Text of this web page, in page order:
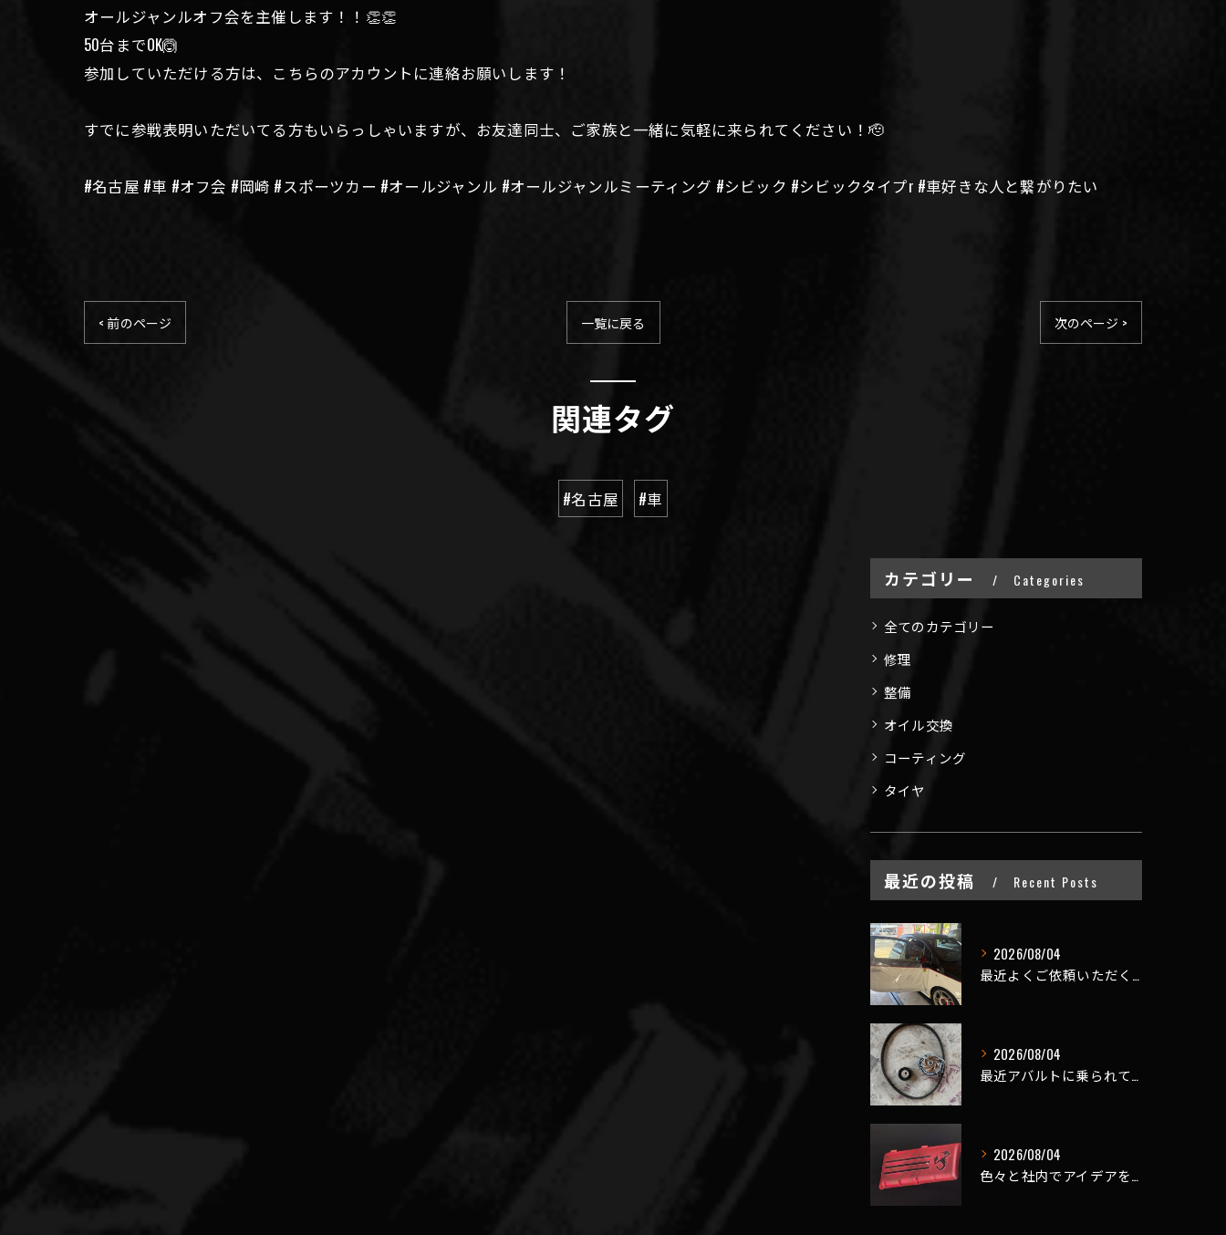
オールジャンルオフ会を主催します！！👏👏
50台までOK🙆
参加していただける方は、こちらのアカウントに連絡お願いします！
すでに参戦表明いただいてる方もいらっしゃいますが、お友達同士、ご家族と一緒に気軽に来られてください！🫡
#名古屋 #車 #オフ会 #岡崎 #スポーツカー #オールジャンル #オールジャンルミーティング #シビック #シビックタイプr #車好きな人と繋がりたい
< 前のページ 一覧に戻る 次のページ >
関連タグ
#名古屋 #車
カテゴリー Categories
全てのカテゴリー
修理
整備
オイル交換
コーティング
タイヤ
最近の投稿 Recent Posts
2026/08/04
最近よくご依頼いただく、弊社おすすめメニュー！
2026/08/04
最近アバルトに乗られてるお客様のご来店がありがたいことに大幅...
2026/08/04
色々と社内でアイデアを出しながら新製品開発を頑張ってますが、...